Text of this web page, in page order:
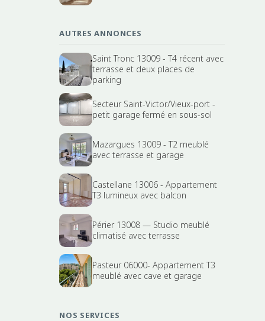
AUTRES ANNONCES
Saint Tronc 13009 - T4 récent avec
terrasse et deux places de
parking
Secteur Saint-Victor/Vieux-port -
petit garage fermé en sous-sol
Mazargues 13009 - T2 meublé
avec terrasse et garage
Castellane 13006 - Appartement
T3 lumineux avec balcon
Périer 13008 — Studio meublé
climatisé avec terrasse
Pasteur 06000- Appartement T3
meublé avec cave et garage
NOS SERVICES